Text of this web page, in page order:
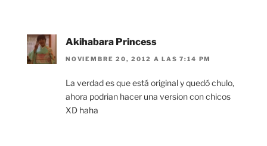
Akihabara Princess
NOVIEMBRE 20, 2012 A LAS 7:14 PM
La verdad es que está original y quedó chulo,
ahora podrian hacer una version con chicos
XD haha